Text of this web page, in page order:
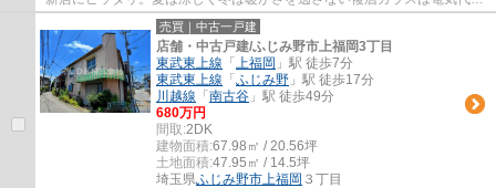
抑えることができます。夢のマイホームは...
売買｜中古一戸建
店舗・中古戸建/ふじみ野市上福岡3丁目
東武東上線 「 上福岡 」駅 徒歩7分
東武東上線 「 ふじみ野 」駅 徒歩17分
川越線 「 南古谷 」駅 徒歩49分
680万円
間取:2DK
建物面積:67.98㎡ / 20.56坪
土地面積:47.95㎡ / 14.5坪
埼玉県ふじみ野市上福岡 ３丁目